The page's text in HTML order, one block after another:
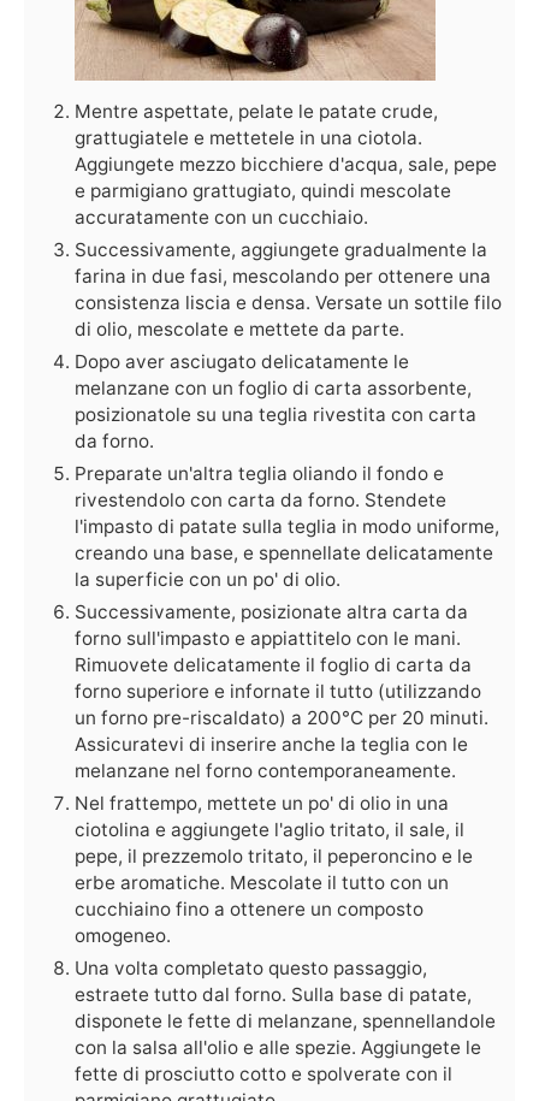
Mentre aspettate, pelate le patate crude,
grattugiatele e mettetele in una ciotola.
Aggiungete mezzo bicchiere d'acqua, sale, pepe
e parmigiano grattugiato, quindi mescolate
accuratamente con un cucchiaio.
Successivamente, aggiungete gradualmente la
farina in due fasi, mescolando per ottenere una
consistenza liscia e densa. Versate un sottile filo
di olio, mescolate e mettete da parte.
Dopo aver asciugato delicatamente le
melanzane con un foglio di carta assorbente,
posizionatole su una teglia rivestita con carta
da forno.
Preparate un'altra teglia oliando il fondo e
rivestendolo con carta da forno. Stendete
l'impasto di patate sulla teglia in modo uniforme,
creando una base, e spennellate delicatamente
la superficie con un po' di olio.
Successivamente, posizionate altra carta da
forno sull'impasto e appiattitelo con le mani.
Rimuovete delicatamente il foglio di carta da
forno superiore e infornate il tutto (utilizzando
un forno pre-riscaldato) a 200°C per 20 minuti.
Assicuratevi di inserire anche la teglia con le
melanzane nel forno contemporaneamente.
Nel frattempo, mettete un po' di olio in una
ciotolina e aggiungete l'aglio tritato, il sale, il
pepe, il prezzemolo tritato, il peperoncino e le
erbe aromatiche. Mescolate il tutto con un
cucchiaino fino a ottenere un composto
omogeneo.
Una volta completato questo passaggio,
estraete tutto dal forno. Sulla base di patate,
disponete le fette di melanzane, spennellandole
con la salsa all'olio e alle spezie. Aggiungete le
fette di prosciutto cotto e spolverate con il